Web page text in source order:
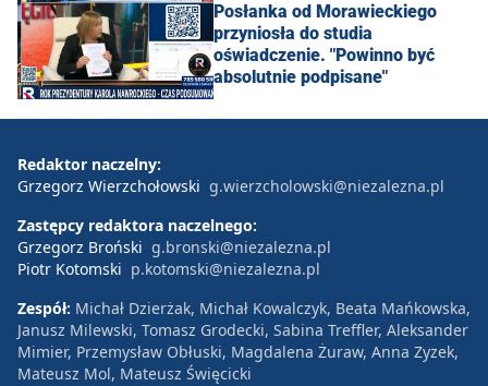
Posłanka od Morawieckiego
przyniosła do studia
oświadczenie. "Powinno być
absolutnie podpisane"
Redaktor naczelny:
Grzegorz Wierzchołowski g.wierzcholowski@niezalezna.pl
Zastępcy redaktora naczelnego:
Grzegorz Broński g.bronski@niezalezna.pl
Piotr Kotomski p.kotomski@niezalezna.pl
Zespół: Michał Dzierżak, Michał Kowalczyk, Beata Mańkowska,
Janusz Milewski, Tomasz Grodecki, Sabina Treffler, Aleksander
Mimier, Przemysław Obłuski, Magdalena Żuraw, Anna Zyzek,
Mateusz Mol, Mateusz Święcicki